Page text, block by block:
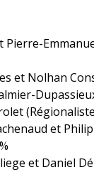
Pierre-
et Nolhan
et
et Daniel